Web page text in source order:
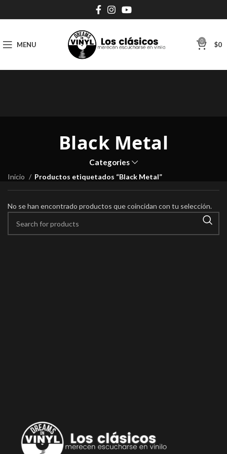
MENU 0 $0
Black Metal
Categories
Inicio Productos etiquetados “Black Metal”
No se han encontrado productos que coincidan con tu selección.